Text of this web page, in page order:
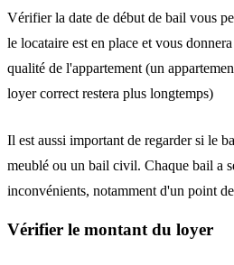
Vérifier la date de début de bail vous
le locataire est en place et vous
qualité de l'appartement (un
loyer correct restera plus longtemps)
Il est aussi important de regarder si le
meublé ou un bail civil. Chaque bail a
inconvénients, notamment d'un point
Vérifier le montant du loyer